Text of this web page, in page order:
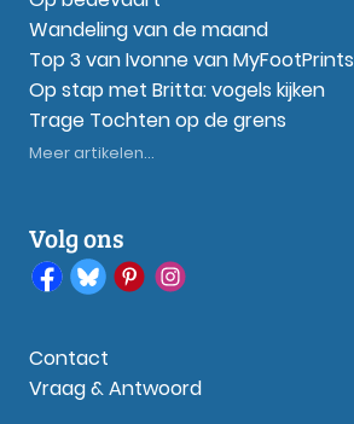
Wandeling van de maand
Top 3 van Ivonne van MyFootPrints
Op stap met Britta: vogels kijken
Trage Tochten op de grens
Meer artikelen...
Volg ons
Contact
Vraag & Antwoord